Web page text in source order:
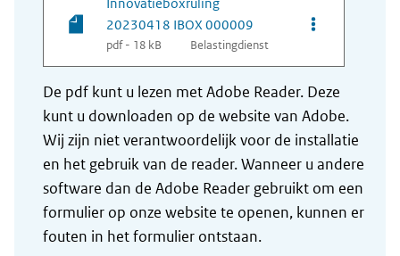
20230418 IBOX 000009
pdf - 18 kB Belastingdienst
Opties van
De pdf kunt u lezen met Adobe Reader. Deze
kunt u downloaden op de website van Adobe.
Wij zijn niet verantwoordelijk voor de installatie
en het gebruik van de reader. Wanneer u andere
software dan de Adobe Reader gebruikt om een
formulier op onze website te openen, kunnen er
fouten in het formulier ontstaan.